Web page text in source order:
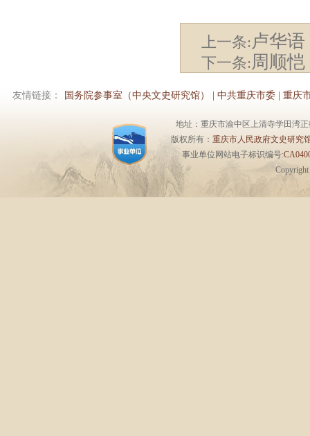
上一条:卢华语
下一条:周顺恺
友情链接： 国务院参事室（中央文史研究馆） 中共重庆市委 重庆
地址：重庆市渝中区上清寺学田湾
版权所有： 重庆市人民政府文史研究
事业单位网站电子标识编号: